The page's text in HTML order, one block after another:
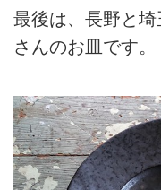
最後は、長野と
さんのお皿です。